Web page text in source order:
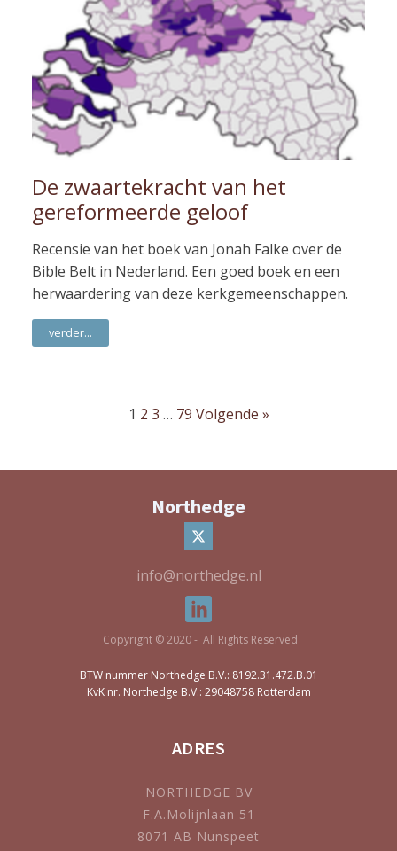
De zwaartekracht van het
gereformeerde geloof
Recensie van het boek van Jonah Falke over de
Bible Belt in Nederland. Een goed boek en een
herwaardering van deze kerkgemeenschappen.
verder...
1 2 3 … 79 Volgende »
Northedge
info@northedge.nl
Copyright © 2020 - All Rights Reserved
BTW nummer Northedge B.V.: 8192.31.472.B.01
KvK nr. Northedge B.V.: 29048758 Rotterdam
ADRES
NORTHEDGE BV
F.A.Molijnlaan 51
8071 AB Nunspeet